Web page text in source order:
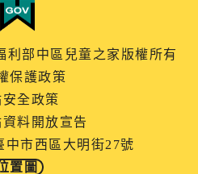
部中區兒童之家版權所有
保護政策
全政策
料開放宣告
中市西區大明街27號
置圖